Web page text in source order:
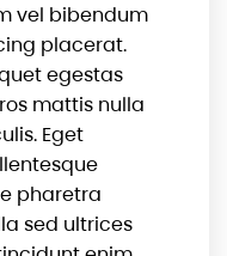
vel bibendum
placerat.
egestas
mattis nulla
Eget
pharetra
sed ultrices